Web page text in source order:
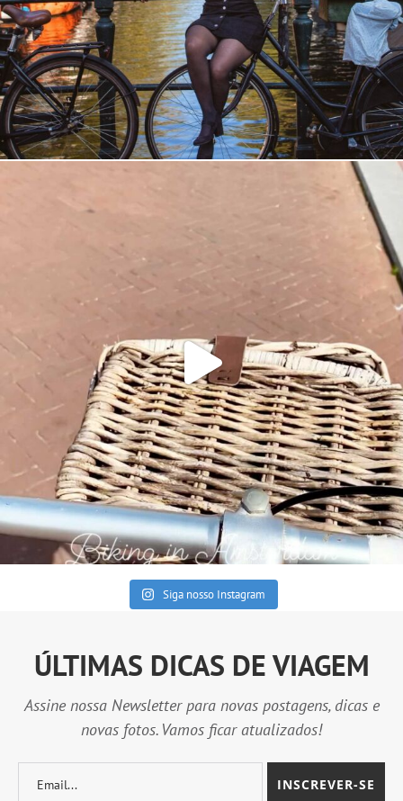
Siga nosso Instagram
ÚLTIMAS DICAS DE VIAGEM
Assine nossa Newsletter para novas postagens, dicas e
novas fotos. Vamos ficar atualizados!